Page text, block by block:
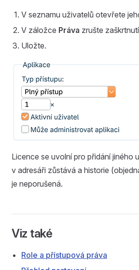
V seznamu uživatelů otevřete
V záložce Práva zrušte zaškrtnutí
Uložte.
Licence se uvolní pro přidání jiného
v adresáři zůstává a historie
je neporušená.
Viz také
Role a přístupová práva